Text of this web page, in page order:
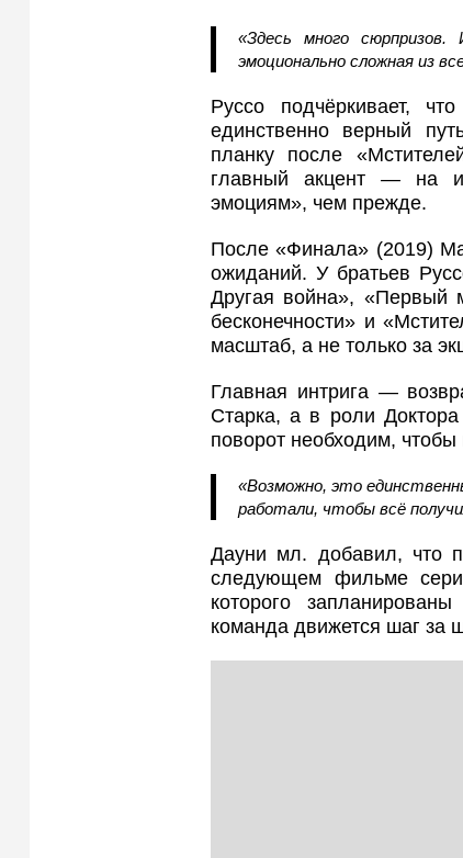
«Здесь много
эмоционально сложная из
Руссо подчёркивает,
единственно верный
планку после
главный акцент — на
эмоциям», чем прежде.
После «Финала» (2019)
ожиданий. У братьев
Другая война», «Первый
бесконечности» и
масштаб, а не только за
Главная интрига —
Старка, а в роли
поворот необходим, чтобы
«Возможно, это
работали, чтобы всё
Дауни мл. добавил, что
следующем фильме
которого
команда движется шаг за